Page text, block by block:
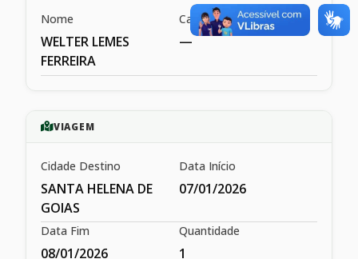
Nome
WELTER LEMES
FERREIRA
Cargo
—
VIAGEM
Cidade Destino
SANTA HELENA DE
GOIAS
Data Início
07/01/2026
Data Fim
08/01/2026
Quantidade
1